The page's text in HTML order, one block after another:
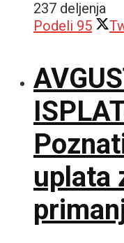
237 deljenja
Podeli 95
uplata